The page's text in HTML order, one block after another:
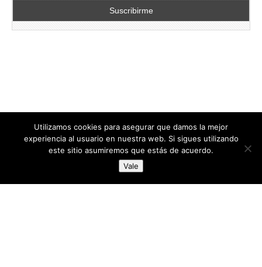
directoresdeseguridad.es
Diseñado por Centro Andaluz de Estudios y Entrenamiento
Utilizamos cookies para asegurar que damos la mejor
experiencia al usuario en nuestra web. Si sigues utilizando
este sitio asumiremos que estás de acuerdo.
Vale